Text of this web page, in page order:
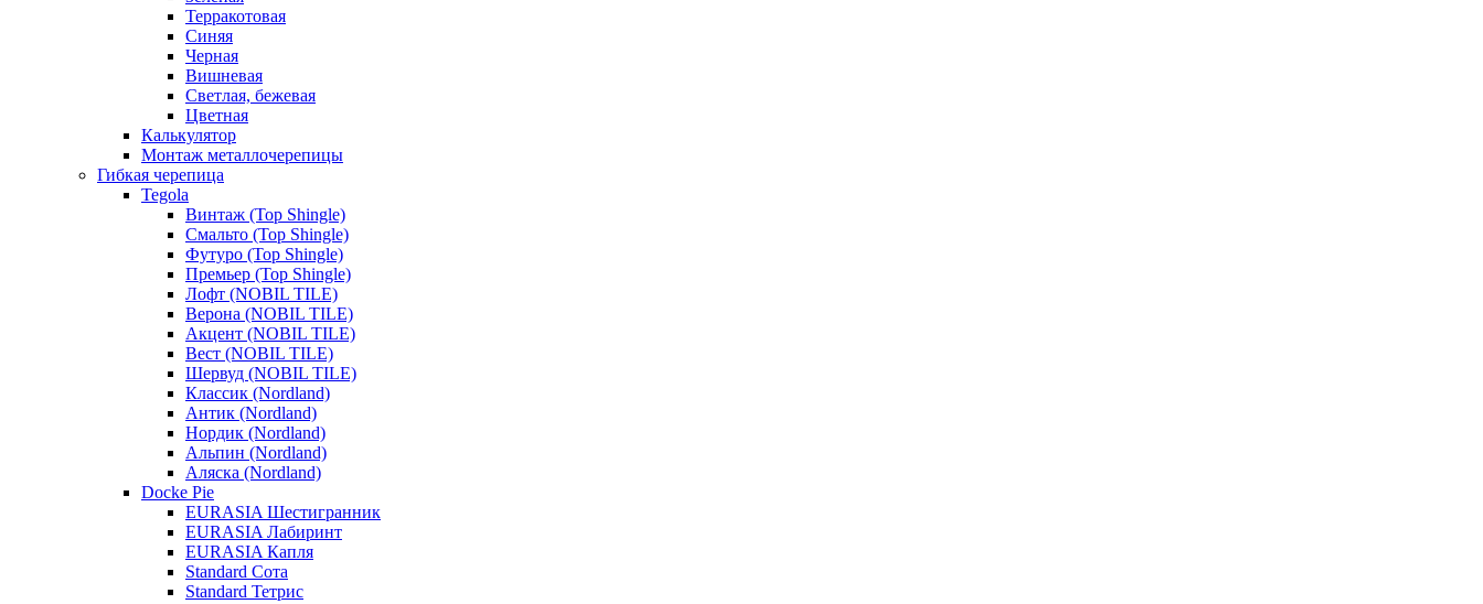
Терракотовая
Синяя
Черная
Вишневая
Светлая, бежевая
Цветная
Калькулятор
Монтаж металлочерепицы
Гибкая черепица
Tegola
Винтаж (Top Shingle)
Смальто (Top Shingle)
Футуро (Top Shingle)
Премьер (Top Shingle)
Лофт (NOBIL TILE)
Верона (NOBIL TILE)
Акцент (NOBIL TILE)
Вест (NOBIL TILE)
Шервуд (NOBIL TILE)
Классик (Nordland)
Антик (Nordland)
Нордик (Nordland)
Альпин (Nordland)
Аляска (Nordland)
Docke Pie
EURASIA Шестигранник
EURASIA Лабиринт
EURASIA Капля
Standard Сота
Standard Тетрис